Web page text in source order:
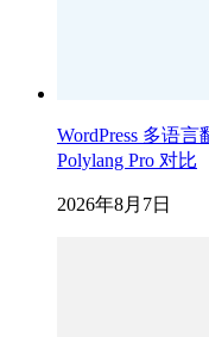
WordPress 多语言
Polylang Pro 对比
2026年8月7日